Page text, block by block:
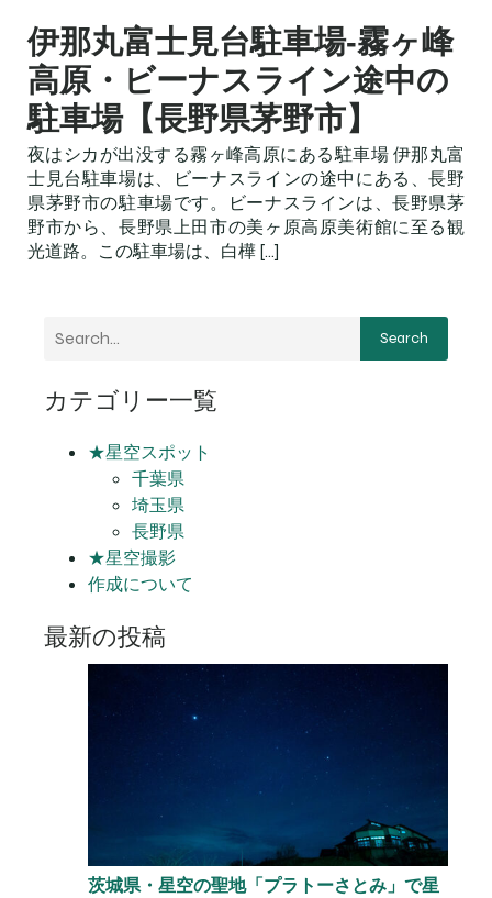
伊那丸富士見台駐車場‐霧ヶ峰
高原・ビーナスライン途中の
駐車場【長野県茅野市】
夜はシカが出没する霧ヶ峰高原にある駐車場 伊那丸富
士見台駐車場は、ビーナスラインの途中にある、長野
県茅野市の駐車場です。ビーナスラインは、長野県茅
野市から、長野県上田市の美ヶ原高原美術館に至る観
光道路。この駐車場は、白樺 […]
Search
カテゴリー一覧
★星空スポット
千葉県
埼玉県
長野県
★星空撮影
作成について
最新の投稿
茨城県・星空の聖地「プラトーさとみ」で星